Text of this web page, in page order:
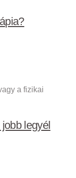
a fizikai
legyél